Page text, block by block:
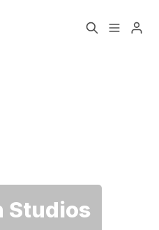
Studios